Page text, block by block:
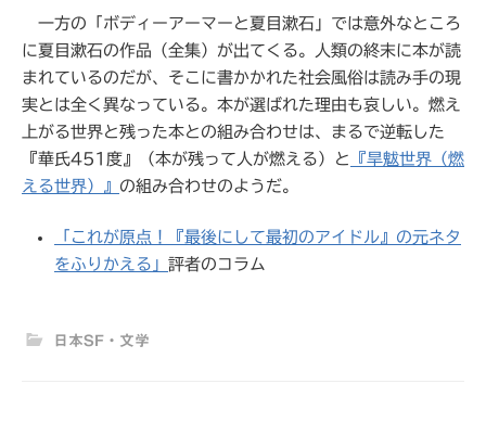
一方の「ボディーアーマーと夏目漱石」では意外なところ
に夏目漱石の作品（全集）が出てくる。人類の終末に本が読
まれているのだが、そこに書かかれた社会風俗は読み手の現
実とは全く異なっている。本が選ばれた理由も哀しい。燃え
上がる世界と残った本との組み合わせは、まるで逆転した
『華氏451度』（本が残って人が燃える）と
『旱魃世界（燃
える世界）』 の組み合わせのようだ。
「これが原点！『最後にして最初のアイドル』の元ネタ
をふりかえる」 評者のコラム
日本SF・文学